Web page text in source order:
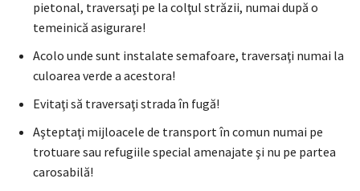
pietonal, traversaţi pe la colţul străzii, numai după o
temeinică asigurare!
Acolo unde sunt instalate semafoare, traversaţi numai la
culoarea verde a acestora!
Evitaţi să traversaţi strada în fugă!
Aşteptaţi mijloacele de transport în comun numai pe
trotuare sau refugiile special amenajate şi nu pe partea
carosabilă!